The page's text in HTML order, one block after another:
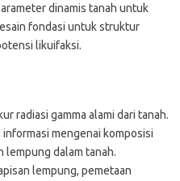
dinamis tanah untuk
fondasi untuk struktur
likuifaksi.
radiasi gamma alami dari tanah.
mengenai komposisi
lempung dalam tanah.
lempung, pemetaan